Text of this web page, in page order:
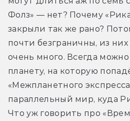
Фолз» — нет? Почему
закрыли так же рано?
почти безграничны, из
очень много. Всегда
планету, на которую
«Межпланетного
параллельный мир, куда
Что уж говорить про